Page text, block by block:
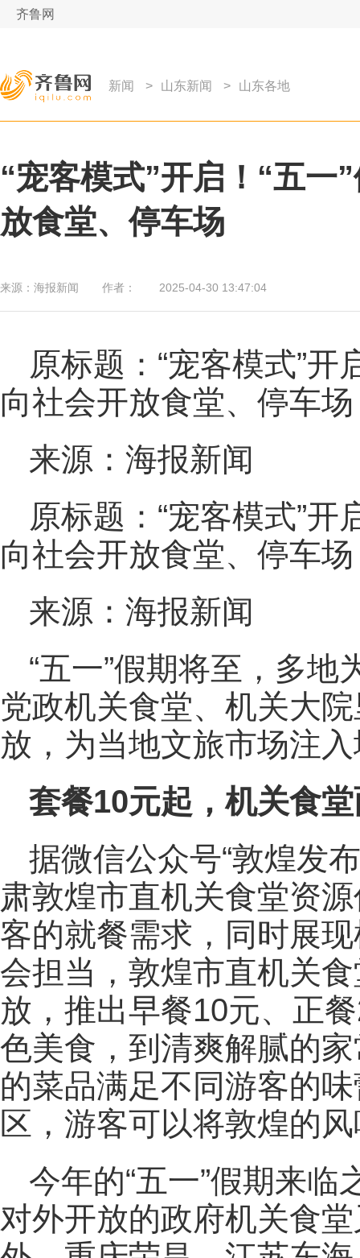
齐鲁网
新闻 > 山东新闻 > 山东各地
“宠客模式”开启！“五一
放食堂、停车场
来源： 海报新闻 作者： 2025-04-30 13:47:04
原标题：“宠客模式”开
向社会开放食堂、停车场
来源：海报新闻
原标题：“宠客模式”开
向社会开放食堂、停车场
来源：海报新闻
“五一”假期将至，多
党政机关食堂、机关大
放，为当地文旅市场注
套餐10元起，机关食
据微信公众号“敦煌发
肃敦煌市直机关食堂资
客的就餐需求，同时展
会担当，敦煌市直机关
放，推出早餐10元、正
色美食，到清爽解腻的
的菜品满足不同游客的
区，游客可以将敦煌的
今年的“五一”假期来
对外开放的政府机关食